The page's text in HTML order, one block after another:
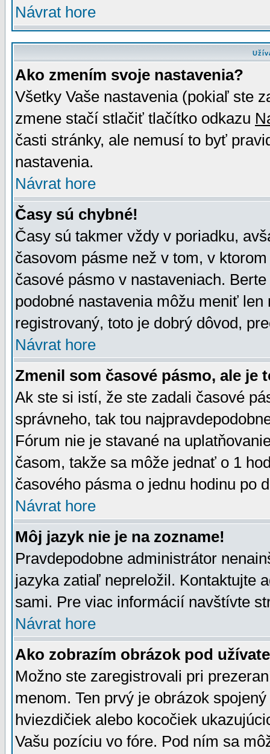
Návrat hore
Ako zmením svoje nastavenia?
Všetky Vaše nastavenia (pokiaľ ste
zmene stačí stlačiť tlačítko odkazu
časti stránky, ale nemusí to byť
nastavenia.
Návrat hore
Časy sú chybné!
Časy sú takmer vždy v poriadku,
časovom pásme než v tom, v
časové pásmo v nastaveniach.
podobné nastavenia môžu meniť
registrovaný, toto je dobrý dôvod,
Návrat hore
Zmenil som časové pásmo, ale je
Ak ste si istí, že ste zadali časové
správneho, tak tou
Fórum nie je stavané na
časom, takže sa môže jednať o 1
časového pásma o jednu hodinu po
Návrat hore
Môj jazyk nie je na zozname!
Pravdepodobne administrátor
jazyka zatiaľ nepreložil. Kontaktujte
sami. Pre viac informácií navštívte
Návrat hore
Ako zobrazím obrázok pod
Možno ste zaregistrovali pri
menom. Ten prvý je obrázok
hviezdičiek alebo kocočiek
Vašu pozíciu vo fóre. Pod ním sa